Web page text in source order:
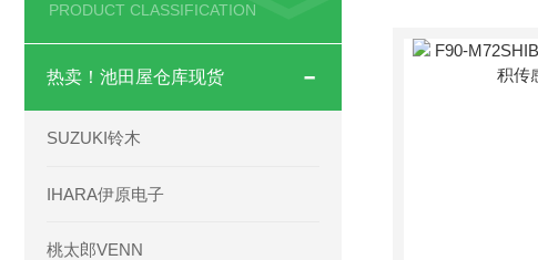
PRODUCT CLASSIFICATION
热卖！池田屋仓库现货
SUZUKI铃木
IHARA伊原电子
桃太郎VENN